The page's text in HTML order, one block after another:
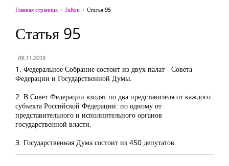
Главная страница ЗаКон Статья 95
Статья 95
09.11.2016
1. Федеральное Собрание состоит из двух палат - Совета
Федерации и Государственной Думы.
2. В Совет Федерации входят по два представителя от каждого
субъекта Российской Федерации: по одному от
представительного и исполнительного органов
государственной власти.
3. Государственная Дума состоит из 450 депутатов.